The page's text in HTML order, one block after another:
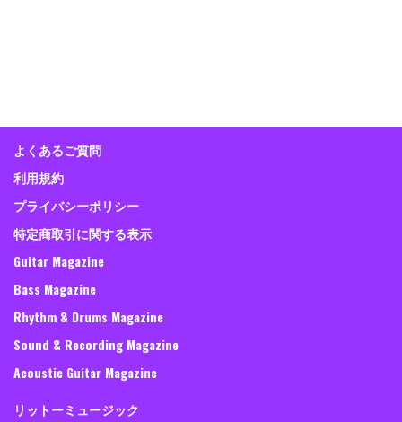
よくあるご質問
利用規約
プライバシーポリシー
特定商取引に関する表示
Guitar Magazine
Bass Magazine
Rhythm & Drums Magazine
Sound & Recording Magazine
Acoustic Guitar Magazine
リットーミュージック